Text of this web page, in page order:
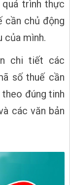
trình thực
cần chủ động
của mình.
chi tiết các
số thuế cần
theo đúng tinh
các văn bản